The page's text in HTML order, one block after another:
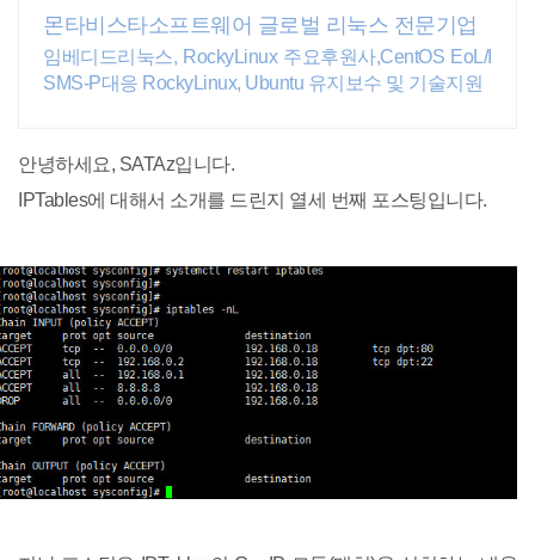
몬타비스타소프트웨어 글로벌 리눅스 전문기업
임베디드리눅스, RockyLinux 주요후원사,CentOS EoL/I
SMS-P대응 RockyLinux, Ubuntu 유지보수 및 기술지원
안녕하세요, SATAz입니다.
IPTables에 대해서 소개를 드린지 열세 번째 포스팅입니다.